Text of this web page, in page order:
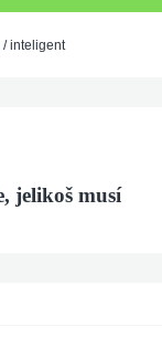
/ inteligent
jelikoš musí